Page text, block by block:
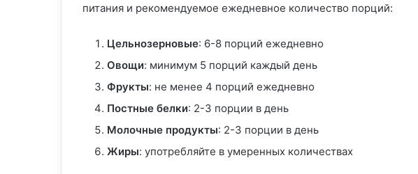
питания и рекомендуемое ежедневное количество порций:
Цельнозерновые: 6-8 порций ежедневно
Овощи: минимум 5 порций каждый день
Фрукты: не менее 4 порций ежедневно
Постные белки: 2-3 порции в день
Молочные продукты: 2-3 порции в день
Жиры: употребляйте в умеренных количествах